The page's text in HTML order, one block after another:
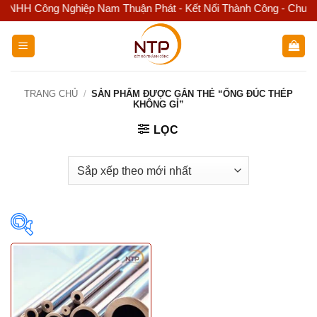
Bỏ
dung
Công Nghiệp Nam Thuận Phát - Kết Nối Thành Công -
TRANG CHỦ / SẢN PHẨM ĐƯỢC GẮN THẺ “ỐNG ĐÚC THÉP
KHÔNG GỈ”
LỌC